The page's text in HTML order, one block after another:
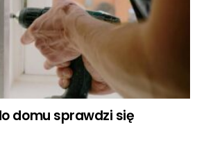
domu sprawdzi się